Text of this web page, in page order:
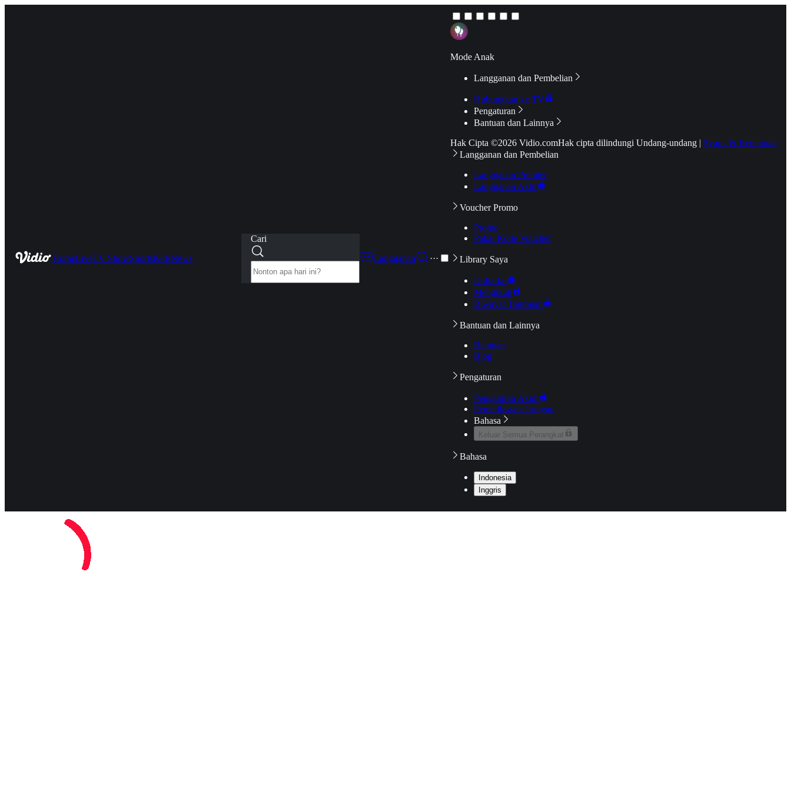
HomeLiveTV ShowSportsKidsNews
Cari
Langganan
···
Mode Anak
Langganan dan Pembelian
Hubungkan ke TV
Pengaturan
Bantuan dan Lainnya
Hak Cipta ©2026 Vidio.comHak cipta dilindungi Undang-undang | Syarat & Ketentuan
Langganan dan Pembelian
Langganan Premier
Langganan Aktif
Voucher Promo
Promo
Pakai Kode Voucher
Library Saya
Daftarku
Mengikuti
Riwayat Tontonan
Bantuan dan Lainnya
Bantuan
Blog
Pengaturan
Pengaturan Akun
Pemeriksaan Jaringan
Bahasa
Keluar Semua Perangkat
Bahasa
Indonesia
Inggris